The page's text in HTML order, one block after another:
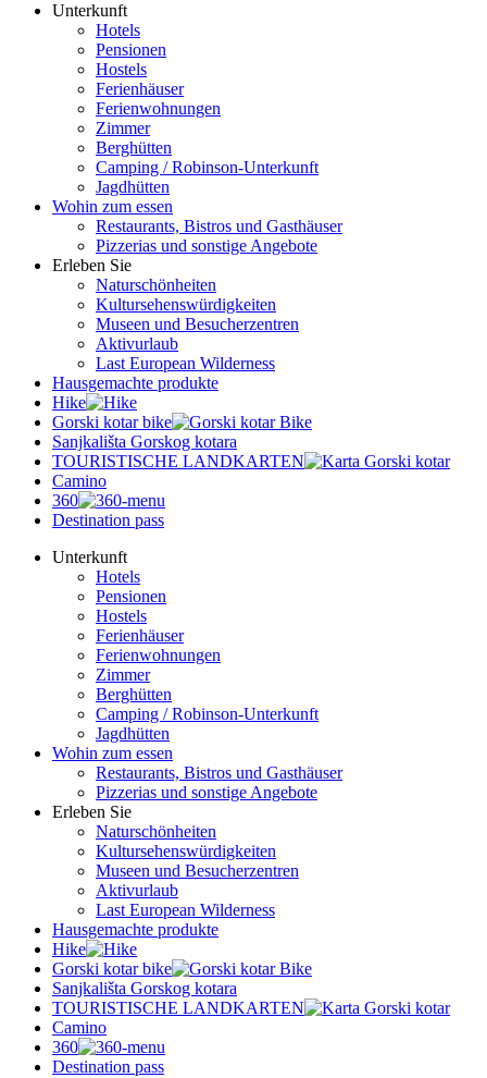
Unterkunft
Hotels
Pensionen
Hostels
Ferienhäuser
Ferienwohnungen
Zimmer
Berghütten
Camping / Robinson-Unterkunft
Jagdhütten
Wohin zum essen
Restaurants, Bistros und Gasthäuser
Pizzerias und sonstige Angebote
Erleben Sie
Naturschönheiten
Kultursehenswürdigkeiten
Museen und Besucherzentren
Aktivurlaub
Last European Wilderness
Hausgemachte produkte
Hike
Gorski kotar bike
Sanjkališta Gorskog kotara
TOURISTISCHE LANDKARTEN
Camino
360
Destination pass
Unterkunft
Hotels
Pensionen
Hostels
Ferienhäuser
Ferienwohnungen
Zimmer
Berghütten
Camping / Robinson-Unterkunft
Jagdhütten
Wohin zum essen
Restaurants, Bistros und Gasthäuser
Pizzerias und sonstige Angebote
Erleben Sie
Naturschönheiten
Kultursehenswürdigkeiten
Museen und Besucherzentren
Aktivurlaub
Last European Wilderness
Hausgemachte produkte
Hike
Gorski kotar bike
Sanjkališta Gorskog kotara
TOURISTISCHE LANDKARTEN
Camino
360
Destination pass